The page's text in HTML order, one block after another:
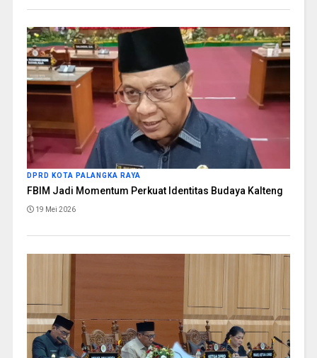
DPRD KOTA PALANGKA RAYA
FBIM Jadi Momentum Perkuat Identitas Budaya Kalteng
19 Mei 2026